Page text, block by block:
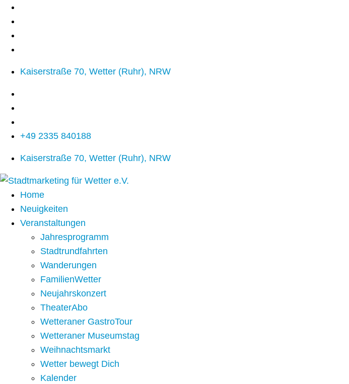
Kaiserstraße 70, Wetter (Ruhr), NRW
+49 2335 840188
Kaiserstraße 70, Wetter (Ruhr), NRW
Home
Neuigkeiten
Veranstaltungen
Jahresprogramm
Stadtrundfahrten
Wanderungen
FamilienWetter
Neujahrskonzert
TheaterAbo
Wetteraner GastroTour
Wetteraner Museumstag
Weihnachtsmarkt
Wetter bewegt Dich
Kalender